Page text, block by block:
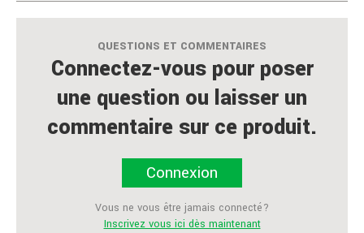
QUESTIONS ET COMMENTAIRES
Connectez-vous pour poser
une question ou laisser un
commentaire sur ce produit.
Connexion
Vous ne vous être jamais connecté?
Inscrivez vous ici dès maintenant